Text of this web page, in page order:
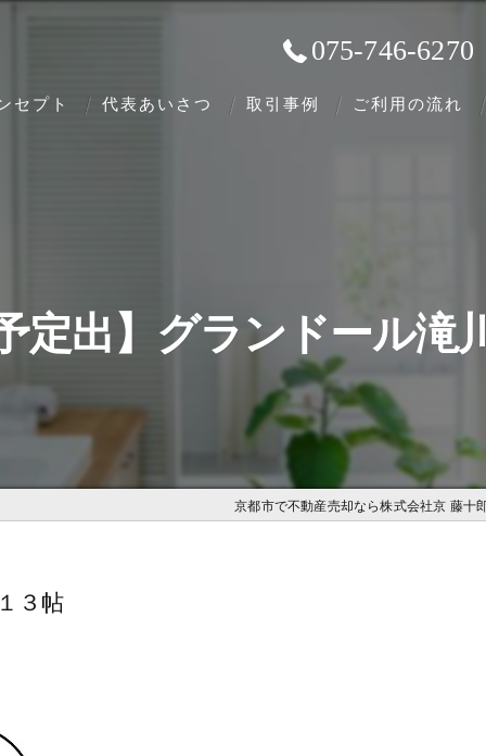
075-746-6270
セプト 代表あいさつ 取引事例 ご利用の流れ
定出】グランドール滝
京都市で不動産売却なら株式会社京 藤十
３帖